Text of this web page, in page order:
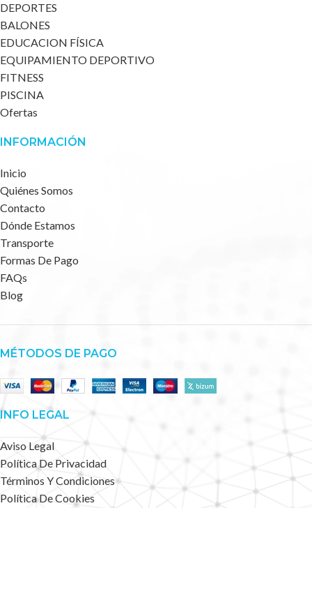
DEPORTES
BALONES
EDUCACION FÍSICA
EQUIPAMIENTO DEPORTIVO
FITNESS
PISCINA
Ofertas
INFORMACIÓN
Inicio
Quiénes Somos
Contacto
Dónde Estamos
Transporte
Formas De Pago
FAQs
Blog
MÉTODOS DE PAGO
INFO LEGAL
Aviso Legal
Política De Privacidad
Términos Y Condiciones
Política De Cookies